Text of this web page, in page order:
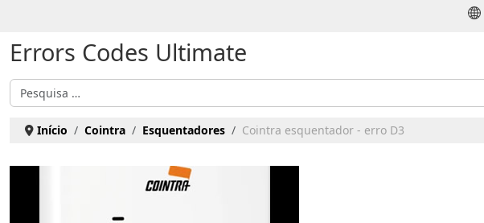
Errors Codes Ultimate
Pesquisar
Início Cointra Esquentadores Cointra esquentador - erro D3